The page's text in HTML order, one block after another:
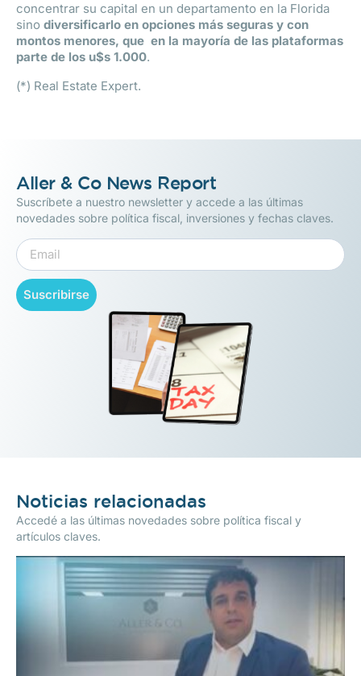
concentrar su capital en un departamento en la Florida
sino diversificarlo en opciones más seguras y con
montos menores, que en la mayoría de las plataformas
parte de los u$s 1.000.
(*) Real Estate Expert.
Aller & Co News Report
Suscríbete a nuestro newsletter y accede a las últimas
novedades sobre política fiscal, inversiones y fechas claves.
Suscribirse
Noticias relacionadas
Accedé a las últimas novedades sobre política fiscal y
artículos claves.